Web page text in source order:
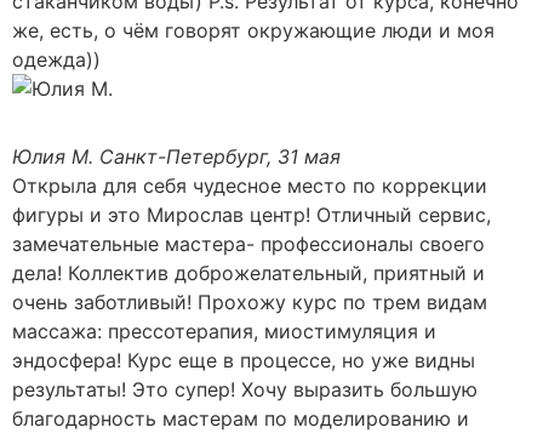
же, есть, о чём говорят окружающие люди и моя
одежда))
Юлия М. Санкт-Петербург, 31 мая
Открыла для себя чудесное место по коррекции
фигуры и это Мирослав центр! Отличный сервис,
замечательные мастера- профессионалы своего
дела! Коллектив доброжелательный, приятный и
очень заботливый! Прохожу курс по трем видам
массажа: прессотерапия, миостимуляция и
эндосфера! Курс еще в процессе, но уже видны
результаты! Это супер! Хочу выразить большую
благодарность мастерам по моделированию и